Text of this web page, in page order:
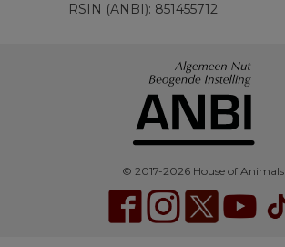
RSIN (ANBI): 851455712
© 2017-2026 House of Animals